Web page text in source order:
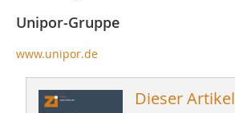
Unipor-Gruppe
www.unipor.de
Dieser